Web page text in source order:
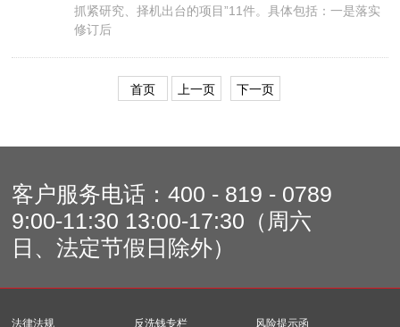
抓紧研究、择机出台的项目”11件。具体包括：一是落实
修订后
首页 上一页 下一页
客户服务电话：400 - 819 - 0789
9:00-11:30 13:00-17:30（周六
日、法定节假日除外）
法律法规 反洗钱专栏 风险提示函